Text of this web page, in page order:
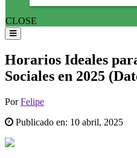
CLOSE
Horarios Ideales
Sociales en 2025
PorFelipe
Publicado en: 10 abril, 2025